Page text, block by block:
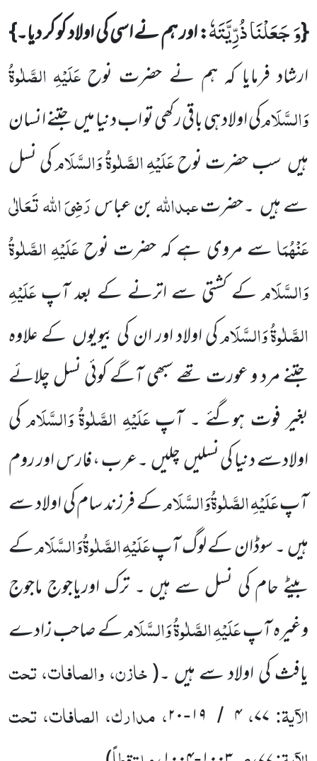
{وَ جَعَلْنَا ذُرِّیَّتَهٗ: اور ہم نے اسی کی اولاد کو کر دیا۔}
ارشاد فرمایا کہ ہم نے حضرت نوحعَلَیْہِ الصَّلٰوۃُ
وَالسَّلَامکی اولاد ہی باقیرکھی تو اب دنیا میںجتنے انسان
ہیں سب حضرت نوحعَلَیْہِالصَّلٰوۃُوَالسَّلَامکی نسل
سے ہیں ۔حضرتعبداللہبن عباسرَضِیَاللہ تَعَالٰی
عَنْہُمَاسے مروی ہے کہ حضرت نوحعَلَیْہِالصَّلٰوۃُ
وَالسَّلَامکے کشتی سے اترنے کے بعدآپعَلَیْہِ
الصَّلٰوۃُوَالسَّلَامکی اولاد اور ان کی بیویوں کے علاوہ
جتنے مرد و عورت تھے سبھی آگے کوئی نسل چلائے
بغیر فوت ہوگئے ۔ آپعَلَیْہِ الصَّلٰوۃُوَالسَّلَامکی
اولادسے دنیا کی نسلیںچلیں۔عرب ، فارس اور روم
آپعَلَیْہِالصَّلٰوۃُوَالسَّلَامکے فرزند سام کی اولاد سے
ہیں۔ سوڈان کے لوگ آپعَلَیْہِالصَّلٰوۃُوَالسَّلَامکے
بیٹے حام کی نسل سے ہیں ۔ ترک اوریاجوج ماجوج
وغیرہ آپعَلَیْہِالصَّلٰوۃُوَالسَّلَامکے صاحب زادے
یافث کی اولاد سے ہیں ۔(خازن، والصافات، تحت
الآیۃ: ۷۷،۴ / ۱۹-۲۰، مدارک، الصافات، تحت